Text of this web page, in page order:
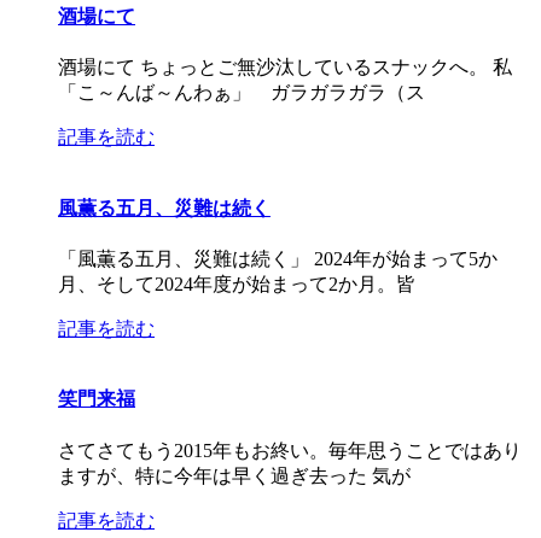
酒場にて
酒場にて ちょっとご無沙汰しているスナックへ。 私
「こ～んば～んわぁ」 ガラガラガラ（ス
記事を読む
風薫る五月、災難は続く
「風薫る五月、災難は続く」 2024年が始まって5か
月、そして2024年度が始まって2か月。皆
記事を読む
笑門来福
さてさてもう2015年もお終い。毎年思うことではあり
ますが、特に今年は早く過ぎ去った 気が
記事を読む